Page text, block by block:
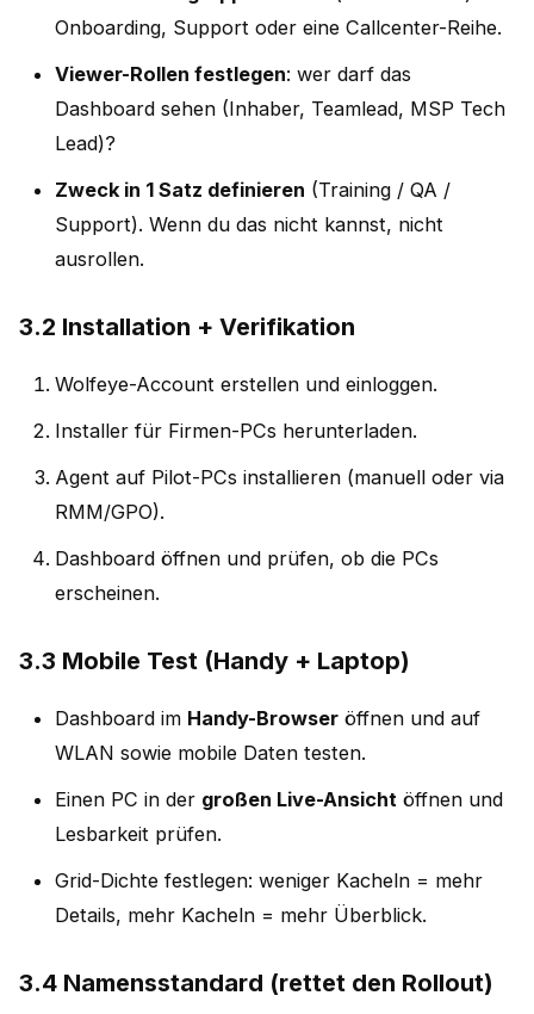
Onboarding, Support oder eine Callcenter-Reihe.
Viewer-Rollen festlegen: wer darf das
Dashboard sehen (Inhaber, Teamlead, MSP Tech
Lead)?
Zweck in 1 Satz definieren (Training / QA /
Support). Wenn du das nicht kannst, nicht
ausrollen.
3.2 Installation + Verifikation
Wolfeye-Account erstellen und einloggen.
Installer für Firmen-PCs herunterladen.
Agent auf Pilot-PCs installieren (manuell oder via
RMM/GPO).
Dashboard öffnen und prüfen, ob die PCs
erscheinen.
3.3 Mobile Test (Handy + Laptop)
Dashboard im Handy-Browser öffnen und auf
WLAN sowie mobile Daten testen.
Einen PC in der großen Live-Ansicht öffnen und
Lesbarkeit prüfen.
Grid-Dichte festlegen: weniger Kacheln = mehr
Details, mehr Kacheln = mehr Überblick.
3.4 Namensstandard (rettet den Rollout)